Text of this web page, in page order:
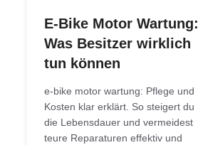
E-Bike Motor Wartung:
Was Besitzer wirklich
tun können
e-bike motor wartung: Pflege und
Kosten klar erklärt. So steigert du
die Lebensdauer und vermeidest
teure Reparaturen effektiv und